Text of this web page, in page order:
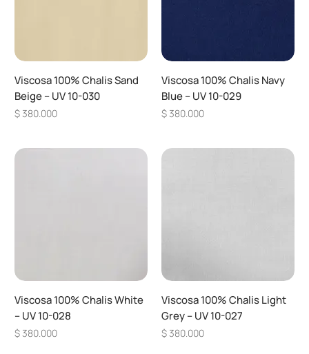
Viscosa 100% Chalis Sand
Beige – UV 10-030
Precio
$ 380.000
Viscosa 100% Chalis Navy
Blue – UV 10-029
Precio
$ 380.000
Viscosa 100% Chalis White
– UV 10-028
Precio
$ 380.000
Viscosa 100% Chalis Light
Grey – UV 10-027
Precio
$ 380.000